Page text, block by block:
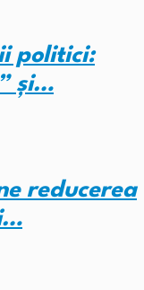
politici:
și…
reducerea